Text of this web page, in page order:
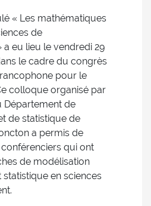
« Les mathématiques
de
a eu lieu le vendredi 29
le cadre du congrès
pour le
colloque organisé par
Département de
de statistique de
a permis de
qui ont
de modélisation
en sciences